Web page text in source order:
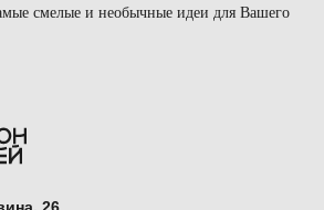
смелые и необычные идеи для Вашего